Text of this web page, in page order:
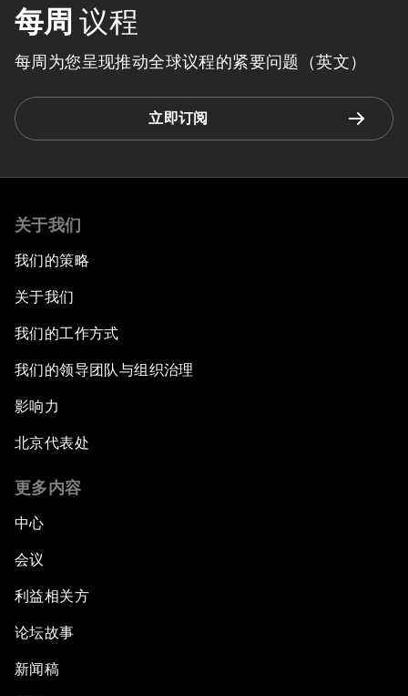
每周 议程
每周为您呈现推动全球议程的紧要问题（英文）
立即订阅
关于我们
我们的策略
关于我们
我们的工作方式
我们的领导团队与组织治理
影响力
北京代表处
更多内容
中心
会议
利益相关方
论坛故事
新闻稿